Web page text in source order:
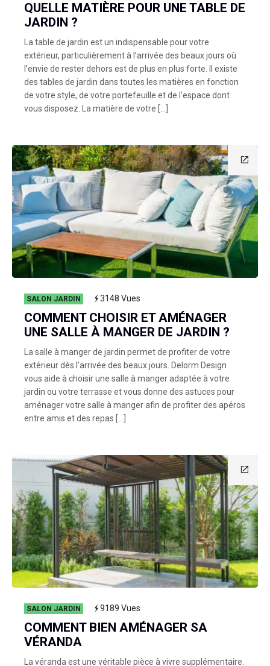
QUELLE MATIÈRE POUR UNE TABLE DE
JARDIN ?
La table de jardin est un indispensable pour votre
extérieur, particulièrement à l’arrivée des beaux jours où
l’envie de rester dehors est de plus en plus forte. Il existe
des tables de jardin dans toutes les matières en fonction
de votre style, de votre portefeuille et de l’espace dont
vous disposez. La matière de votre […]
SALON JARDIN 3148 Vues
COMMENT CHOISIR ET AMÉNAGER
UNE SALLE À MANGER DE JARDIN ?
La salle à manger de jardin permet de profiter de votre
extérieur dès l’arrivée des beaux jours. Delorm Design
vous aide à choisir une salle à manger adaptée à votre
jardin ou votre terrasse et vous donne des astuces pour
aménager votre salle à manger afin de profiter des apéros
entre amis et des repas […]
SALON JARDIN 9189 Vues
COMMENT BIEN AMÉNAGER SA
VÉRANDA
La véranda est une véritable pièce à vivre supplémentaire.